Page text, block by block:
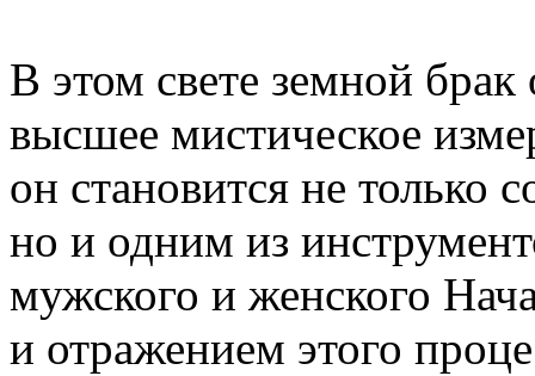
В этом свете земной брак
высшее мистическое
он становится не только
но и одним из
мужского и женского
и отражением этого